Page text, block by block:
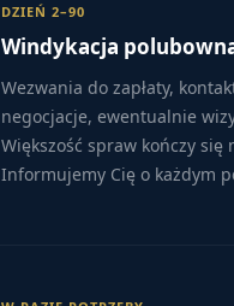
DZIEŃ 2–90
Windykacja
Wezwania do zapłaty,
negocjacje, ewentualnie
Większość spraw kończy się
Informujemy Cię o każdym